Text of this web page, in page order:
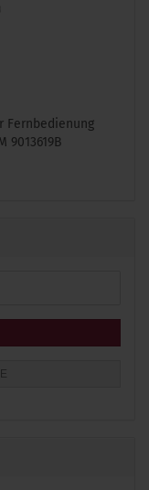
Fernbedienung
9013619B